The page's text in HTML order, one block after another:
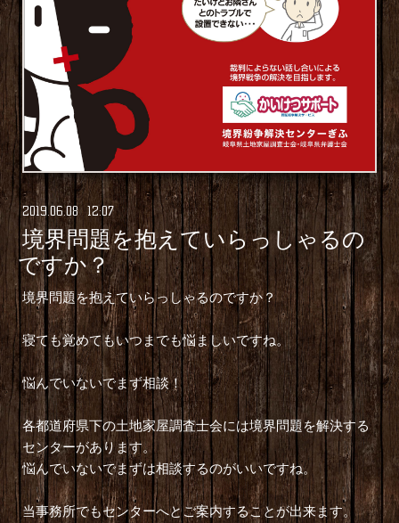
2019.06.08 12:07
境界問題を抱えていらっしゃるの
ですか？
境界問題を抱えていらっしゃるのですか？
寝ても覚めてもいつまでも悩ましいですね。
悩んでいないでまず相談！
各都道府県下の土地家屋調査士会には境界問題を解決する
センターがあります。
悩んでいないでまずは相談するのがいいですね。
当事務所でもセンターへとご案内することが出来ます。